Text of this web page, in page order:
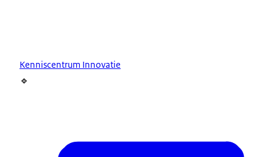
Kenniscentrum Innovatie
🔹